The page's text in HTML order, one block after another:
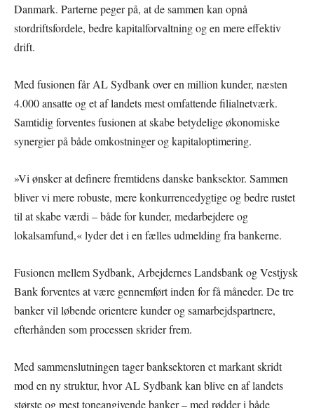
Danmark. Parterne peger på, at de sammen kan opnå
stordriftsfordele, bedre kapitalforvaltning og en mere effektiv
drift.
Med fusionen får AL Sydbank over en million kunder, næsten
4.000 ansatte og et af landets mest omfattende filialnetværk.
Samtidig forventes fusionen at skabe betydelige økonomiske
synergier på både omkostninger og kapitaloptimering.
»Vi ønsker at definere fremtidens danske banksektor. Sammen
bliver vi mere robuste, mere konkurrencedygtige og bedre rustet
til at skabe værdi – både for kunder, medarbejdere og
lokalsamfund,« lyder det i en fælles udmelding fra bankerne.
Fusionen mellem Sydbank, Arbejdernes Landsbank og Vestjysk
Bank forventes at være gennemført inden for få måneder. De tre
banker vil løbende orientere kunder og samarbejdspartnere,
efterhånden som processen skrider frem.
Med sammenslutningen tager banksektoren et markant skridt
mod en ny struktur, hvor AL Sydbank kan blive en af landets
største og mest toneangivende banker – med rødder i både